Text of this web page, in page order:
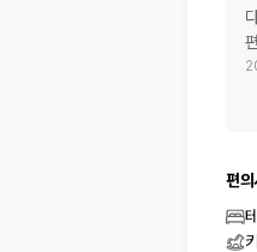
제주렌트카 가격비교
제주도 렌트카는 업체마다 차량
경차,
일반자차,
제주공항 인수 조건 비교:셔
비교 후 원하
편의